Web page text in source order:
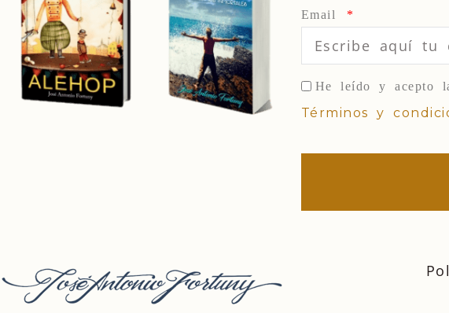
Email
He leído y acepto
Términos y